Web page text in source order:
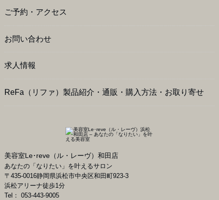
ご予約・アクセス
お問い合わせ
求人情報
ReFa（リファ）製品紹介・通販・購入方法・お取り寄せ
美容室Le･reve（ル・レーヴ）和田店
あなたの「なりたい」を叶えるサロン
〒 435-0016静岡県浜松市中央区和田町923-3
浜松アリーナ徒歩1分
Tel： 053-443-9005